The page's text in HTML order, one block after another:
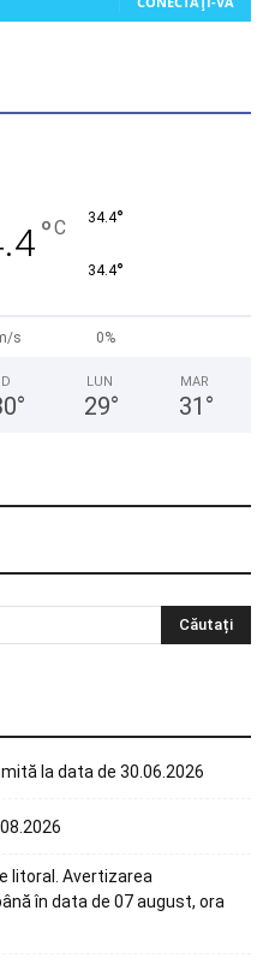
°C 34.4°
34.4°
s 0%
D
°
LUN
29°
MAR
31 °
la data de 30.06.2026
litoral. Avertizarea
în data de 07 august, ora